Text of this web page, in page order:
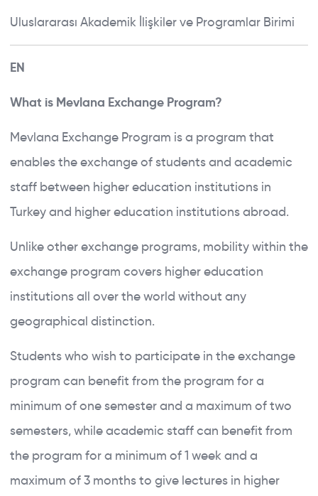
GLOBAL PROGRAMS
DOCUMENTS
Uluslararası Akademik İlişkiler ve Programlar Birimi
EN
What is Mevlana Exchange Program?
Mevlana Exchange Program is a program that
enables the exchange of students and academic
staff between higher education institutions in
Turkey and higher education institutions abroad.
Unlike other exchange programs, mobility within the
exchange program covers higher education
institutions all over the world without any
geographical distinction.
Students who wish to participate in the exchange
program can benefit from the program for a
minimum of one semester and a maximum of two
semesters, while academic staff can benefit from
the program for a minimum of 1 week and a
maximum of 3 months to give lectures in higher